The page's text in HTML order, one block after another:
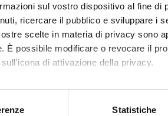
sul vostro dispositivo al fine di
ricercare il pubblico e sviluppare i
scelte in materia di privacy sono
È possibile modificare o revocare il
di attivazione della privacy.
geografica, con
Statistiche
Adulti; Adolescenti; Studenti
https://cop-
healthy-eco-system
AREA MIN. 04 - Scienze della